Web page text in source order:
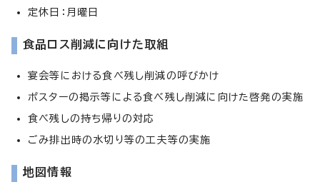
定休日：月曜日
食品ロス削減に向けた取組
宴会等における食べ残し削減の呼びかけ
ポスターの掲示等による食べ残し削減に向けた啓発の実施
食べ残しの持ち帰りの対応
ごみ排出時の水切り等の工夫等の実施
地図情報